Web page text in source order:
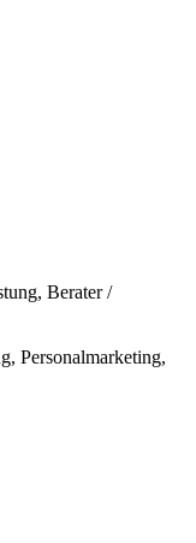
Berater /
Personalmarketing,